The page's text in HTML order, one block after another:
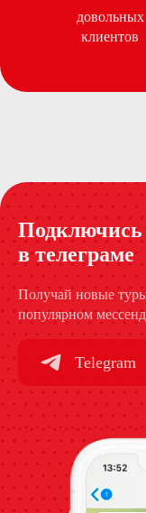
довольных
клиентов
Подключись
в телеграме
Получай новые
популярном
Telegram